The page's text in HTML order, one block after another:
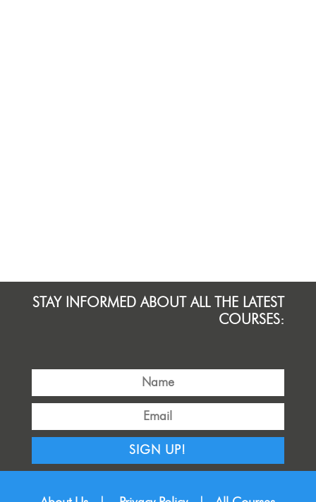
STAY INFORMED ABOUT ALL THE LATEST
COURSES:
SIGN UP!